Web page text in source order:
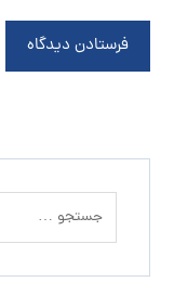
فرستادن دیدگاه